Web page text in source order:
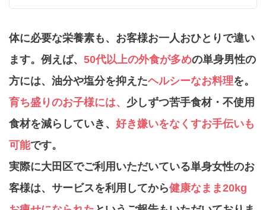
体に必要な栄養素も、お客様お一人おひとりで違い
ます。 例えば、 50代以上の外食が多めの単身男性の
方には、油分や塩分を抑えたヘルシーなお料理を。
育ち盛りのお子様には、 少しずつ苦手食材・不使用
食材を減らしていき、 好き嫌いをなくすお手伝いも
可能です。
実際に大田区でご利用いただいている単身女性のお
客様は、 サービスを利用してから健康なまま20kg